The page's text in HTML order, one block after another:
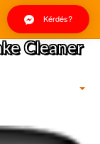
Kérdés?
Cleaner